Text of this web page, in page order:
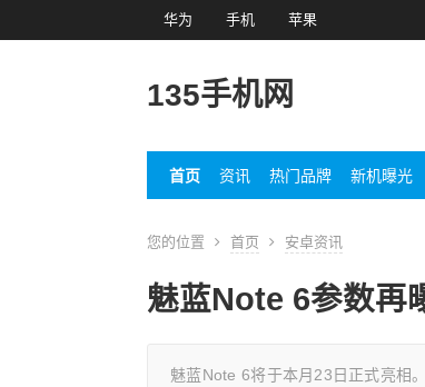
华为 手机 苹果
135手机网
首页 资讯 热门品牌 新机曝光
您的位置 首页 安卓资讯
魅蓝Note 6参数再
魅蓝Note 6将于本月23日正式亮相